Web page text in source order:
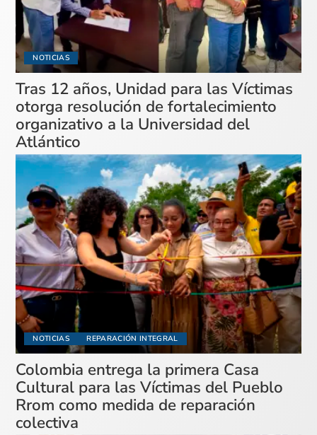
NOTICIAS
Tras 12 años, Unidad para las Víctimas
otorga resolución de fortalecimiento
organizativo a la Universidad del
Atlántico
NOTICIAS REPARACIÓN INTEGRAL
Colombia entrega la primera Casa
Cultural para las Víctimas del Pueblo
Rrom como medida de reparación
colectiva